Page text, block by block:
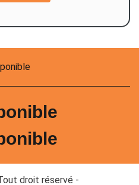
droit réservé -